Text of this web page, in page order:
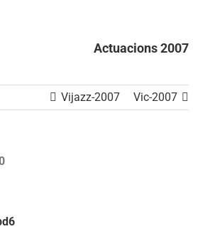
Actuacions 2007
Vijazz-2007 Vic-2007